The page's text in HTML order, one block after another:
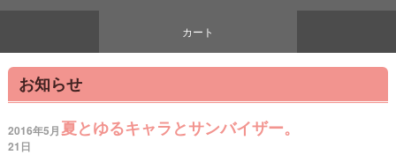
カート
お知らせ
夏とゆるキャラとサンバイザー。
2016年5月
21日